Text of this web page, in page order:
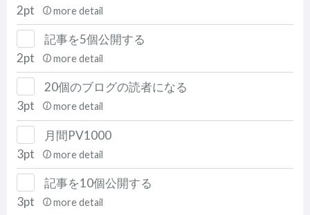
2pt
more detail
記事を5個公開する
2pt
more detail
20個のブログの読者になる
3pt
more detail
月間PV1000
3pt
more detail
記事を10個公開する
3pt
more detail